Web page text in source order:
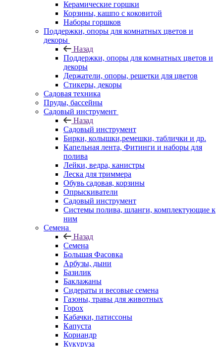
Керамические горшки
Корзины, кашпо с коковитой
Наборы горшков
Поддержки, опоры для комнатных цветов и
декоры
Назад
Поддержки, опоры для комнатных цветов и
декоры
Держатели, опоры, решетки для цветов
Стикеры, декоры
Садовая техника
Пруды, бассейны
Садовый инструмент
Назад
Садовый инструмент
Бирки, колышки,ремешки, таблички и др.
Капельная лента, Фитинги и наборы для
полива
Лейки, ведра, канистры
Леска для триммера
Обувь садовая, корзины
Опрыскиватели
Садовый инструмент
Системы полива, шланги, комплектующие к
ним
Семена
Назад
Семена
Большая Фасовка
Арбузы, дыни
Базилик
Баклажаны
Сидераты и весовые семена
Газоны, травы для животных
Горох
Кабачки, патиссоны
Капуста
Кориандр
Кукуруза